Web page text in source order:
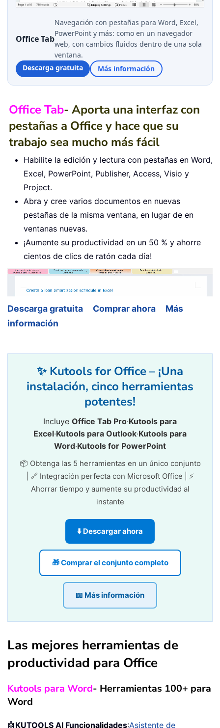
Office Tab
Navegación con pestañas para Word, Excel,
PowerPoint y más: como en un navegador
web, con cambios fluidos dentro de una sola
ventana.
Descarga gratuita
Más información
Office Tab- Aporta una interfaz con
pestañas a Office y hace que su
trabajo sea mucho más fácil
Habilite la edición y lectura con pestañas en Word,
Excel, PowerPoint, Publisher, Access, Visio y
Project.
Abra y cree varios documentos en nuevas
pestañas de la misma ventana, en lugar de en
ventanas nuevas.
¡Aumente su productividad en un 50 % y ahorre
cientos de clics de ratón cada día!
Descarga gratuita Comprar ahora
Más
información
✨ Kutools for Office – ¡Una
instalación, cinco herramientas
potentes!
Incluye Office Tab Pro·Kutools para
Excel·Kutools para Outlook·Kutools para
Word·Kutools for PowerPoint
📦 Obtenga las 5 herramientas en un único conjunto
| 🔗 Integración perfecta con Microsoft Office | ⚡
Ahorrar tiempo y aumente su productividad al
instante
⬇️ Descargar ahora
🎁 Comprar el conjunto completo
📖 Más información
Las mejores herramientas de
productividad para Office
Kutools para Word- Herramientas 100+ para
Word
🤖 KUTOOLS AI Funcionalidades:Asistente de